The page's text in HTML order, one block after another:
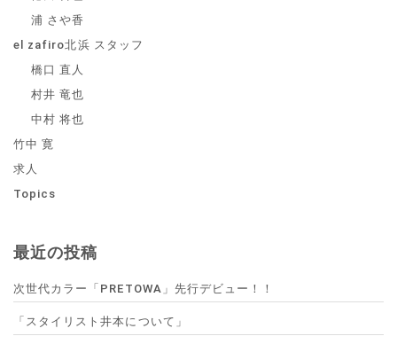
浦 さや香
el zafiro北浜 スタッフ
橋口 直人
村井 竜也
中村 将也
竹中 寛
求人
Topics
最近の投稿
次世代カラー「PRETOWA」先行デビュー！！
「スタイリスト井本について」